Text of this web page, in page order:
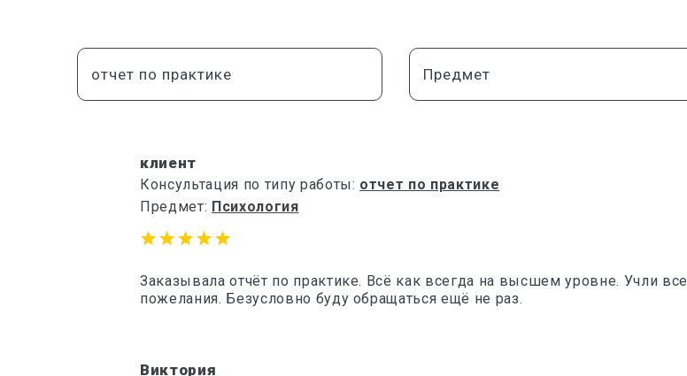
отчет по практике Предмет
клиент
Консультация по типу работы: отчет по практике
Предмет: Психология
Заказывала отчёт по практике. Всё как всегда на высшем уровне. Учли все
пожелания. Безусловно буду обращаться ещё не раз.
Виктория